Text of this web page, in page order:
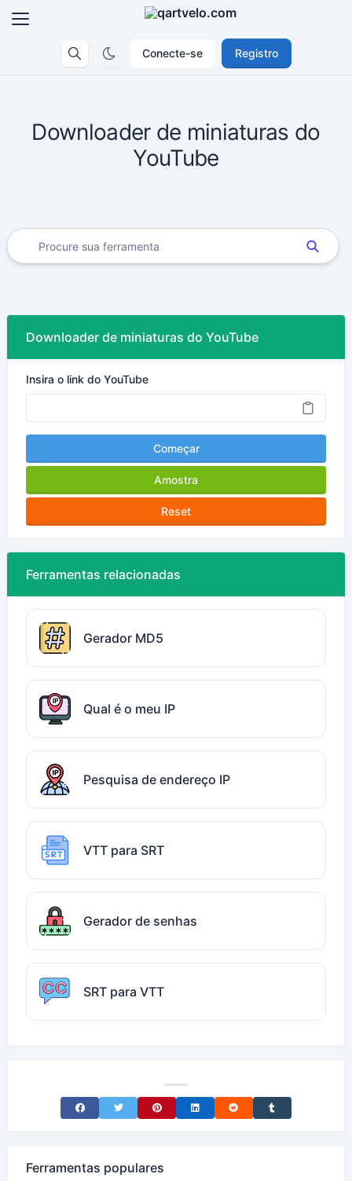
Conecte-se Registro
Downloader de miniaturas do
YouTube
Downloader de miniaturas do YouTube
Insira o link do YouTube
Começar
Amostra
Reset
Ferramentas relacionadas
Gerador MD5
Qual é o meu IP
Pesquisa de endereço IP
VTT para SRT
Gerador de senhas
SRT para VTT
Share on Facebook
Share on TwitterShare on Pinterest
Share on LinkedIn
Share on RedditShare on Tumblr
Ferramentas populares